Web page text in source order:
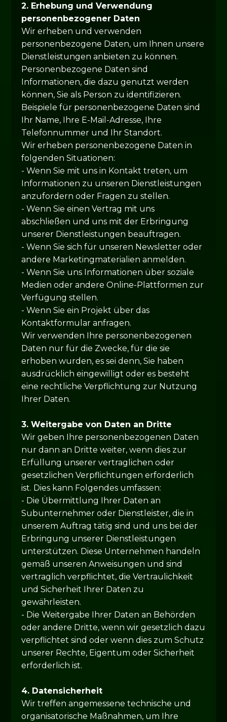
2. Erhebung und Verwendung
personenbezogener Daten
Wir erheben und verwenden
personenbezogene Daten, um Ihnen unsere
Dienstleistungen anbieten zu können.
Personenbezogene Daten sind
Informationen, die dazu genutzt werden
können, Sie als Person zu identifizieren.
Beispiele für personenbezogene Daten sind
Ihr Name, Ihre E-Mail-Adresse, Ihre
Telefonnummer und Ihr Standort.
Wir erheben personenbezogene Daten in
folgenden Situationen:
- Wenn Sie mit uns in Kontakt treten, um
Informationen zu unseren Dienstleistungen
anzufordern oder Fragen zu stellen.
- Wenn Sie einen Vertrag mit uns
abschließen und uns mit der Erbringung
unserer Dienstleistungen beauftragen.
- Wenn Sie sich für unseren Newsletter oder
andere Marketingmaterialien anmelden.
- Wenn Sie uns Informationen über soziale
Medien oder andere Online-Plattformen zur
Verfügung stellen.
- Wenn Sie ein Projekt über das
Kontaktformular anfragen.
Wir verwenden Ihre personenbezogenen
Daten nur für die Zwecke, für die sie
erhoben wurden, es sei denn, Sie haben
ausdrücklich eingewilligt oder es besteht
eine rechtliche Verpflichtung zur Nutzung
Ihrer Daten.
3. Weitergabe von Daten an Dritte
Wir geben Ihre personenbezogenen Daten
nur dann an Dritte weiter, wenn dies zur
Erfüllung unserer vertraglichen oder
gesetzlichen Verpflichtungen erforderlich
ist. Dies kann Folgendes umfassen:
- Die Übermittlung Ihrer Daten an
Subunternehmer oder Dienstleister, die in
unserem Auftrag tätig sind und uns bei der
Erbringung unserer Dienstleistungen
unterstützen. Diese Unternehmen handeln
gemäß unseren Anweisungen und sind
vertraglich verpflichtet, die Vertraulichkeit
und Sicherheit Ihrer Daten zu
gewährleisten.
- Die Weitergabe Ihrer Daten an Behörden
oder andere Dritte, wenn wir gesetzlich dazu
verpflichtet sind oder wenn dies zum Schutz
unserer Rechte, Eigentum oder Sicherheit
erforderlich ist.
4. Datensicherheit
Wir treffen angemessene technische und
organisatorische Maßnahmen, um Ihre